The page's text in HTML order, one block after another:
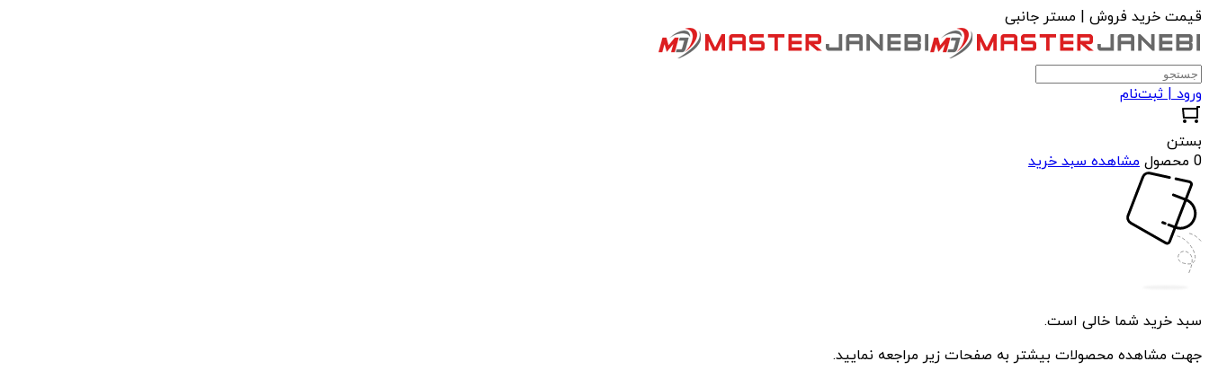
قیمت خرید فروش | مستر جانبی
ورود | ثبت‌نام
بستن
0 محصول
مشاهده سبد خرید
سبد خرید شما خالی است.
جهت مشاهده محصولات بیشتر به صفحات زیر مراجعه نمایید.